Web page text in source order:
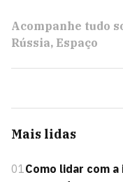
Acompanhe tudo
Rússia Espaço
Mais lidas
01Como lidar com